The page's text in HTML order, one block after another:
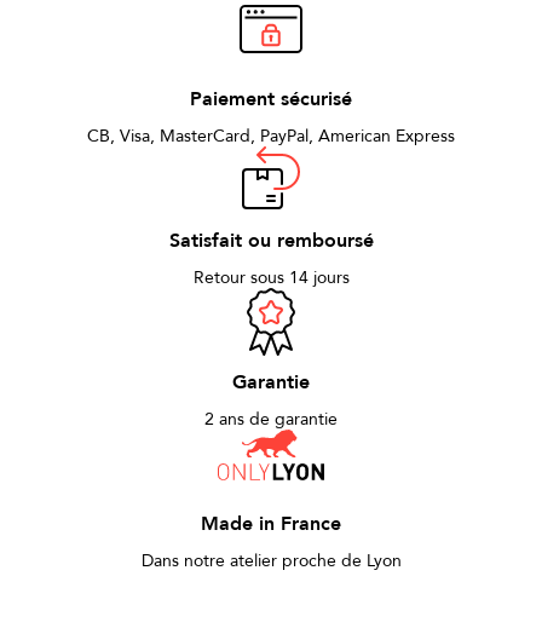
Paiement sécurisé
CB, Visa, MasterCard, PayPal, American Express
Satisfait ou remboursé
Retour sous 14 jours
Garantie
2 ans de garantie
Made in France
Dans notre atelier proche de Lyon